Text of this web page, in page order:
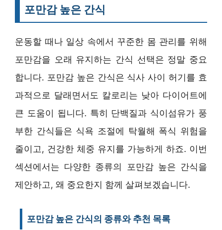
포만감 높은 간식
운동할 때나 일상 속에서 꾸준한 몸 관리를 위해
포만감을 오래 유지하는 간식 선택은 정말 중요
합니다. 포만감 높은 간식은 식사 사이 허기를 효
과적으로 달래면서도 칼로리는 낮아 다이어트에
큰 도움이 됩니다. 특히 단백질과 식이섬유가 풍
부한 간식들은 식욕 조절에 탁월해 폭식 위험을
줄이고, 건강한 체중 유지를 가능하게 하죠. 이번
섹션에서는 다양한 종류의 포만감 높은 간식을
제안하고, 왜 중요한지 함께 살펴보겠습니다.
포만감 높은 간식의 종류와 추천 목록